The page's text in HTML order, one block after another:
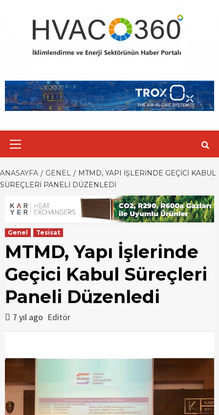
ANASAYFA GENEL
MTMD, YAPI İŞLERINDE GEÇICI KABUL
SÜREÇLERI PANELI DÜZENLEDI
Genel Tesisat
MTMD, Yapı İşlerinde
Geçici Kabul Süreçleri
Paneli Düzenledi
7 yıl ago Editör